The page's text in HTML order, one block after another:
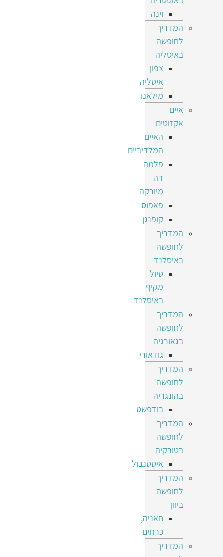
וינה
המדריך
לחופשה
באיטליה
צפון
איטליה
מילאנו
איים
אקזוטים
האיים
המלדיביים
פלמה
דה
מיורקה
פאפוס
קופנגן
המדריך
לחופשה
באיסלנד
טיול
מקיף
באיסלנד
המדריך
לחופשה
בגאורגיה
גודאורי
המדריך
לחופשה
בהונגריה
בודפשט
המדריך
לחופשה
בטורקיה
איסטנבול
המדריך
לחופשה
ביוון
חאניה,
כרתים
המדריך